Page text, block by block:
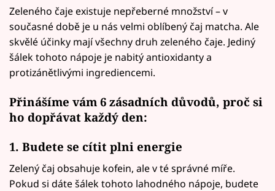
Zeleného čaje existuje nepřeberné množství – v
současné době je u nás velmi oblíbený čaj matcha. Ale
skvělé účinky mají všechny druh zeleného čaje. Jediný
šálek tohoto nápoje je nabitý antioxidanty a
protizánětlivými ingrediencemi.
Přinášíme vám 6 zásadních důvodů, proč si
ho dopřávat každý den:
1. Budete se cítit plni energie
Zelený čaj obsahuje kofein, ale v té správné míře.
Pokud si dáte šálek tohoto lahodného nápoje, budete